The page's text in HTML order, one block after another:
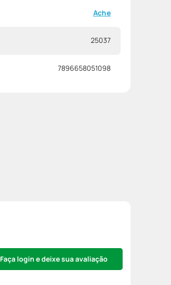
Ache
25037
7896658051098
Faça login e deixe sua avaliação